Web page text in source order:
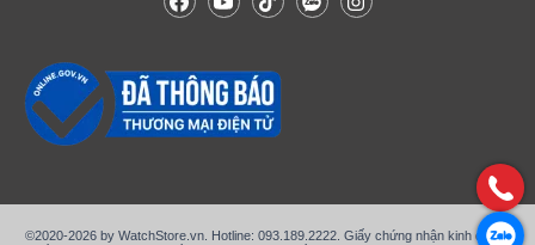
©2020-2026 by WatchStore.vn. Hotline: 093.189.2222. Giấy chứng nhận kinh doanh